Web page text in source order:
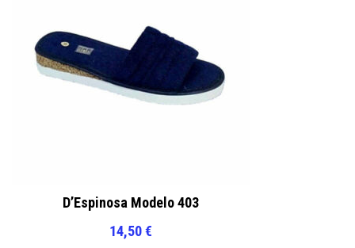
D’Espinosa Modelo 403
14,50€